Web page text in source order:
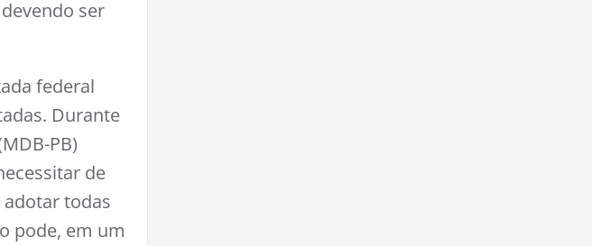
ser
federal
Durante
PB)
de
adotar todas
pode, em um